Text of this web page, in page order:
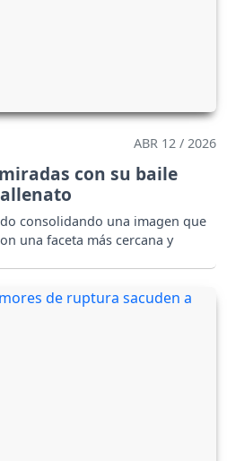
ABR 12 / 2026
con su baile
consolidando una imagen que
una faceta más cercana y